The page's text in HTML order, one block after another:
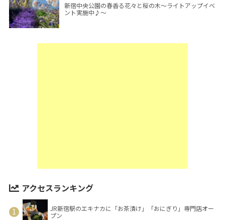
新宿中央公園の春香る花々と桜の木～ライトアップイベ
ント実施中♪～
アクセスランキング
JR新宿駅のエキナカに「お茶漬け」「おにぎり」専門店オー
プン